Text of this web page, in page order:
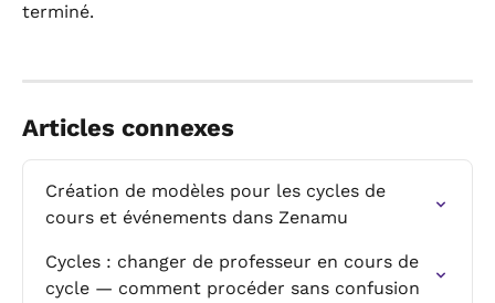
terminé.
Articles connexes
Création de modèles pour les cycles de
cours et événements dans Zenamu
Cycles : changer de professeur en cours de
cycle — comment procéder sans confusion